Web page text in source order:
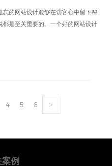
的网站设计能够在访客心中留下深
是至关重要的。一个好的网站设计
4 5 6 >
例